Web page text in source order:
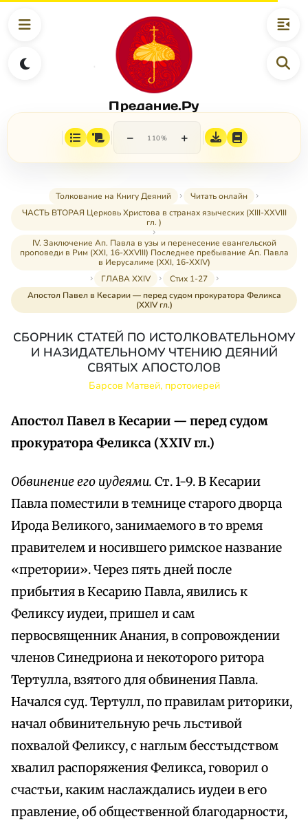
Предание.Ру
− 110% +
Толкование на Книгу Деяний
Читать онлайн
ЧАСТЬ ВТОРАЯ Церковь Христова в странах языческих (XIII-XXVIII
гл. )
IV. Заключение Ап. Павла в узы и перенесение евангельской
проповеди в Рим (XXI, 16-XXVIII) Последнее пребывание Ап. Павла
в Иерусалиме (XXI, 16-XXIV)
ГЛАВА XXIV
Стих 1-27
Апостол Павел в Кесарии — перед судом прокуратора Феликса
(XXIV гл.)
СБОРНИК СТАТЕЙ ПО ИСТОЛКОВАТЕЛЬНОМУ
И НАЗИДАТЕЛЬНОМУ ЧТЕНИЮ ДЕЯНИЙ
СВЯТЫХ АПОСТОЛОВ
Барсов Матвей, протоиерей
Апостол Павел в Кесарии — перед судом
прокуратора Феликса (XXIV гл.)
Обвинение его иудеями. Ст. 1-9. В Кесарии
Павла поместили в темнице старого дворца
Ирода Великого, занимаемого в то время
правителем и носившего римское название
«претории». Через пять дней после
прибытия в Кесарию Павла, явились к
Феликсу иудеи, пришел и сам
первосвященник Анания, в сопровождении
членов Синедриона и некоторого ритора
Тертулла, взятого для обвинения Павла.
Начался суд. Тертулл, по правилам риторики,
начал обвинительную речь льстивой
похвалой Феликсу, с наглым бесстыдством
хвалил распоряжения Феликса, говорил о
счастьи, каким наслаждались иудеи в его
правление, об общественной благодарности,